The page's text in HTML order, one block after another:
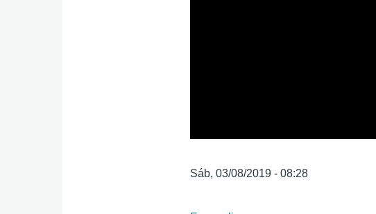
Fecha
transmisión
Sáb, 03/08/2019 - 08:28